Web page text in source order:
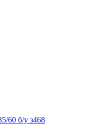
60 б/у з468